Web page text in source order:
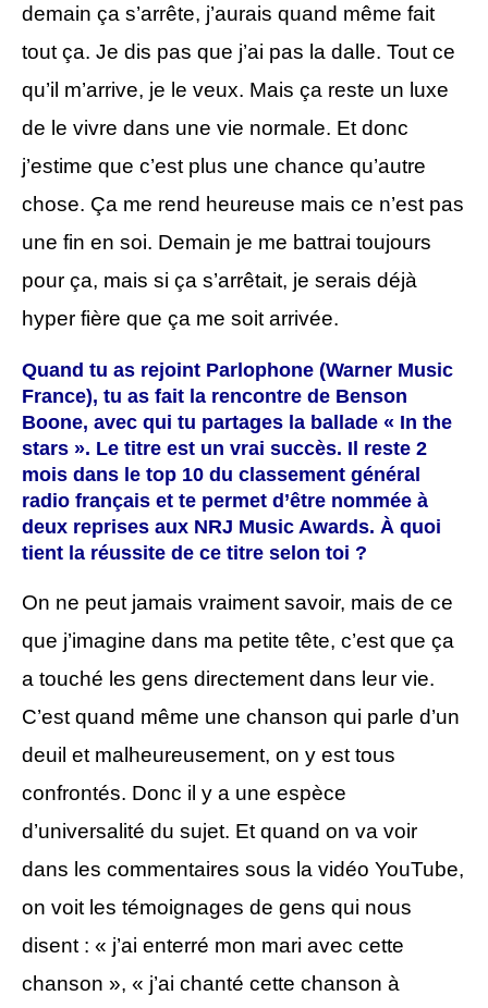
demain ça s’arrête, j’aurais quand même fait
tout ça. Je dis pas que j’ai pas la dalle. Tout ce
qu’il m’arrive, je le veux. Mais ça reste un luxe
de le vivre dans une vie normale. Et donc
j’estime que c’est plus une chance qu’autre
chose. Ça me rend heureuse mais ce n’est pas
une fin en soi. Demain je me battrai toujours
pour ça, mais si ça s’arrêtait, je serais déjà
hyper fière que ça me soit arrivée.
Quand tu as rejoint Parlophone (Warner Music
France), tu as fait la rencontre de Benson
Boone, avec qui tu partages la ballade « In the
stars ». Le titre est un vrai succès. Il reste 2
mois dans le top 10 du classement général
radio français et te permet d’être nommée à
deux reprises aux NRJ Music Awards. À quoi
tient la réussite de ce titre selon toi ?
On ne peut jamais vraiment savoir, mais de ce
que j’imagine dans ma petite tête, c’est que ça
a touché les gens directement dans leur vie.
C’est quand même une chanson qui parle d’un
deuil et malheureusement, on y est tous
confrontés. Donc il y a une espèce
d’universalité du sujet. Et quand on va voir
dans les commentaires sous la vidéo YouTube,
on voit les témoignages de gens qui nous
disent : « j’ai enterré mon mari avec cette
chanson », « j’ai chanté cette chanson à